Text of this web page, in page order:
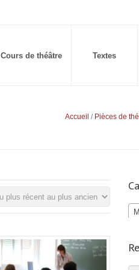
Cours de théâtre Textes
Accueil / Pièces de